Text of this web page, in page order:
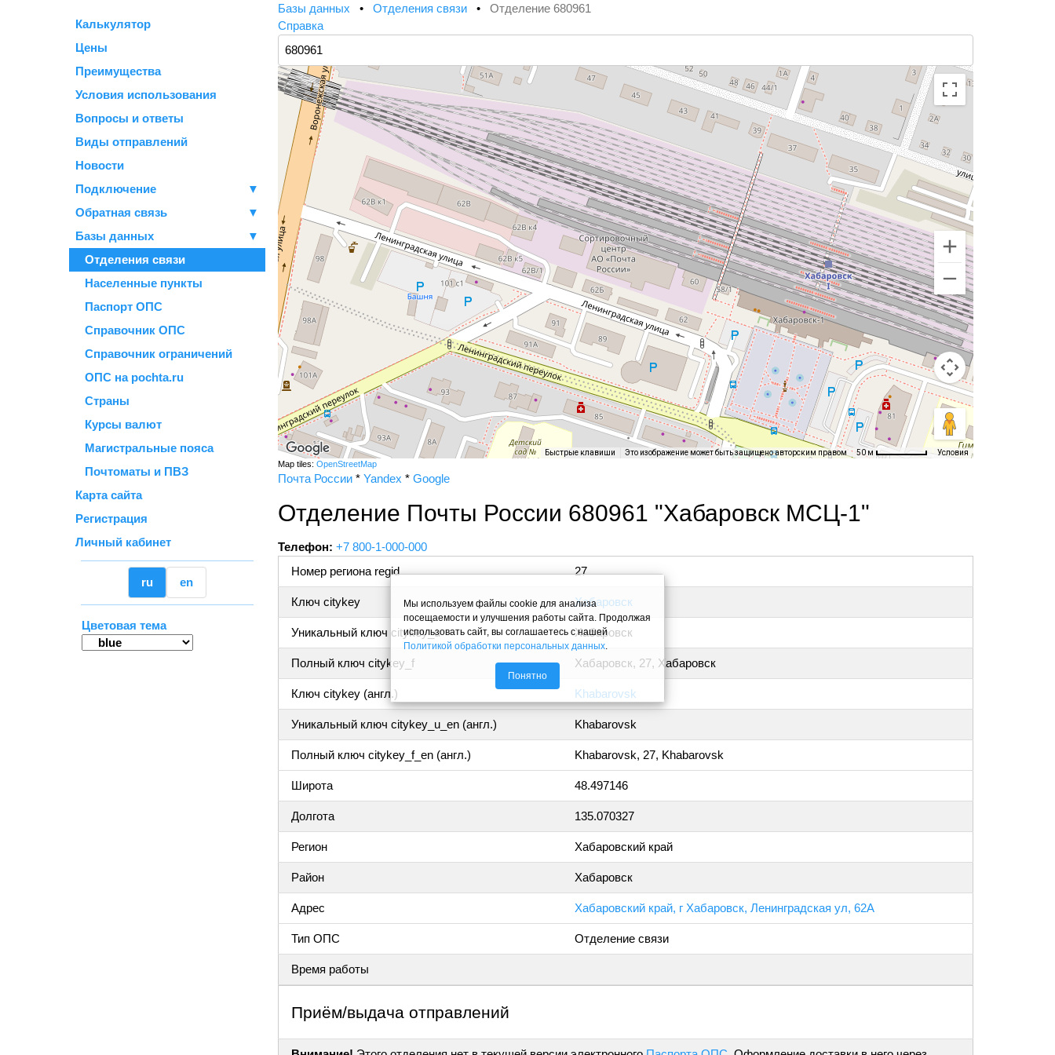
Калькулятор
Цены
Преимущества
Условия использования
Вопросы и ответы
Виды отправлений
Новости
Подключение
▼
Обратная связь
▼
Базы данных
▼
Отделения связи
Населенные пункты
Паспорт ОПС
Справочник ОПС
Справочник ограничений
ОПС на pochta.ru
Страны
Курсы валют
Магистральные пояса
Почтоматы и ПВЗ
Карта сайта
Регистрация
Личный кабинет
ru en
Цветовая тема
Базы данных • Отделения связи • Отделение 680961
Справка
Быстрые клавиши Это изображение может быть защищено авторским правом 50 м Условия
Map tiles: OpenStreetMap
Почта России * Yandex * Google
Отделение Почты России 680961 "Хабаровск МСЦ-1"
Телефон: +7 800-1-000-000
Номер региона regid
27
Ключ citykey Хабаровск
Уникальный ключ citykey_u Хабаровск
Полный ключ citykey_f Хабаровск, 27, Хабаровск
Ключ citykey (англ.) Khabarovsk
Уникальный ключ citykey_u_en (англ.) Khabarovsk
Полный ключ citykey_f_en (англ.) Khabarovsk, 27, Khabarovsk
Широта 48.497146
Долгота 135.070327
Регион Хабаровский край
Район Хабаровск
Адрес Хабаровский край, г Хабаровск, Ленинградская ул, 62А
Тип ОПС Отделение связи
Время работы
Приём/выдача отправлений
Мы используем файлы cookie для анализа
посещаемости и улучшения работы сайта. Продолжая
использовать сайт, вы соглашаетесь с нашей
Политикой обработки персональных данных
Понятно